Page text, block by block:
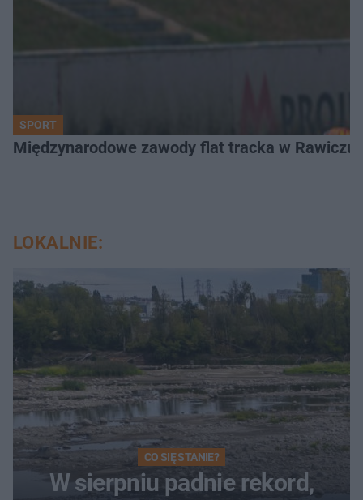
SPORT
Międzynarodowe zawody flat tracka w
LOKALNIE:
CO SIĘ STANIE?
W sierpniu padnie rekord,